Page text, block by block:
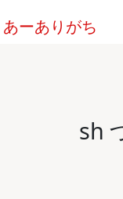
あーありがち
sh